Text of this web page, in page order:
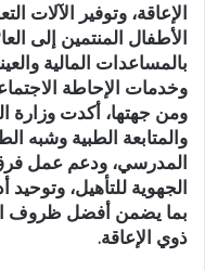
الإعاقة، وتوفير الآلات
الأطفال المنتمين إلى
بالمساعدات المالية
وخدمات الإحاطة
ومن جهتها، أكدت وزارة
والمتابعة الطبية وشبه
المدرسي، ودعم عمل
الجهوية للتأهيل،
بما يضمن أفضل ظروف
ذوي الإعاقة.